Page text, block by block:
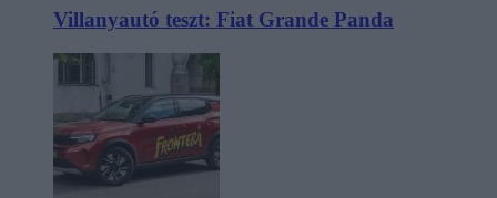
Villanyautó teszt: Fiat Grande Panda